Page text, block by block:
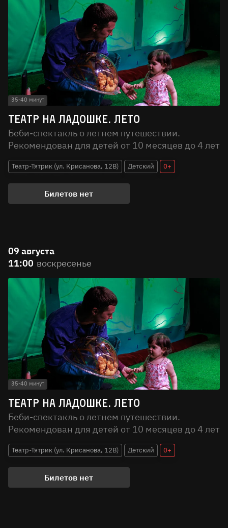
35-40 минут
Театр на ладошке. Лето
Беби-спектакль о летнем путешествии.
Рекомендован для детей от 10 месяцев до 4 лет
Театр-Тятрик (ул. Крисанова, 12В) Детский 0+
Билетов нет
09 августа
11:00 воскресенье
35-40 минут
Театр на ладошке. Лето
Беби-спектакль о летнем путешествии.
Рекомендован для детей от 10 месяцев до 4 лет
Театр-Тятрик (ул. Крисанова, 12В) Детский 0+
Билетов нет